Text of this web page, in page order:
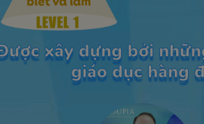
xây dựng bởi
giáo dục hàng